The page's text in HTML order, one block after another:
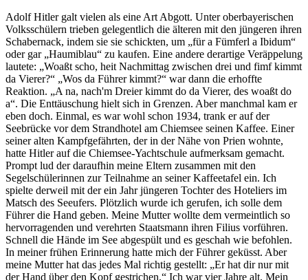
Adolf Hitler galt vielen als eine Art Abgott. Unter oberbayerischen
Volksschülern trieben gelegentlich die älteren mit den jüngeren ihren
Schabernack, indem sie sie schickten, um
für a Fümferl a Ibidum
oder gar Haumiblau
zu kaufen. Eine andere derartige Veräppelung
lautete:
Woaßt scho, heit Nachmittag zwischen drei und fimf kimmt
da Vierer?
Wos da Führer kimmt?
war dann die erhoffte
Reaktion.
A na, nach'm Dreier kimmt do da Vierer, des woaßt do
a . Die Enttäuschung hielt sich in Grenzen. Aber manchmal kam er
eben doch. Einmal, es war wohl schon 1934, trank er auf der
Seebrücke vor dem Strandhotel am Chiemsee seinen Kaffee. Einer
seiner alten Kampfgefährten, der in der Nähe von Prien wohnte,
hatte Hitler auf die Chiemsee-Yachtschule aufmerksam gemacht.
Prompt lud der daraufhin meine Eltern zusammen mit den
Segelschülerinnen zur Teilnahme an seiner Kaffeetafel ein. Ich
spielte derweil mit der ein Jahr jüngeren Tochter des Hoteliers im
Matsch des Seeufers. Plötzlich wurde ich gerufen, ich solle dem
Führer die Hand geben. Meine Mutter wollte dem vermeintlich so
hervorragenden und verehrten Staatsmann ihren Filius vorführen.
Schnell die Hände im See abgespült und es geschah wie befohlen.
In meiner frühen Erinnerung hatte mich der Führer geküsst. Aber
meine Mutter hat das jedes Mal richtig gestellt:
Er hat dir nur mit
der Hand über den Kopf gestrichen.
Ich war vier Jahre alt. Mein